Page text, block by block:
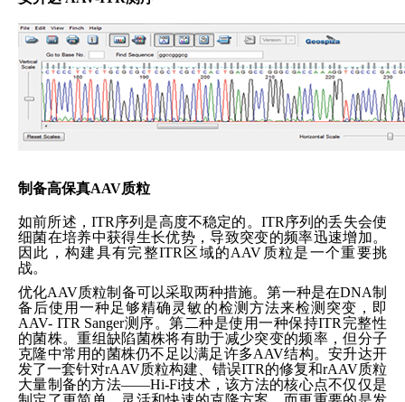
制备高保真AAV质粒
如前所述，ITR序列是高度不稳定的。ITR序列的丢失会使
细菌在培养中获得生长优势，导致突变的频率迅速增加。
因此，构建具有完整ITR区域的AAV质粒是一个重要挑
战。
优化AAV质粒制备可以采取两种措施。第一种是在DNA制
备后使用一种足够精确灵敏的检测方法来检测突变，即
AAV- ITR Sanger测序。第二种是使用一种保持ITR完整性
的菌株。重组缺陷菌株将有助于减少突变的频率，但分子
克隆中常用的菌株仍不足以满足许多AAV结构。安升达开
发了一套针对rAAV质粒构建、错误ITR的修复和rAAV质粒
大量制备的方法——Hi-Fi技术，该方法的核心点不仅仅是